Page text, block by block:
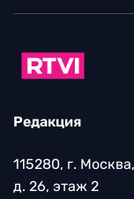
Редакция
115280, г.
д. 26, этаж 2